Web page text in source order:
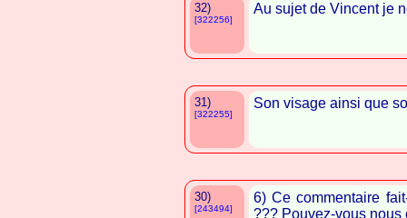
32)
[322256]
Au sujet de Vincent je
31)
[322255]
Son visage ainsi que
30)
[243494]
6) Ce commentaire
??? Pouvez-vous nous